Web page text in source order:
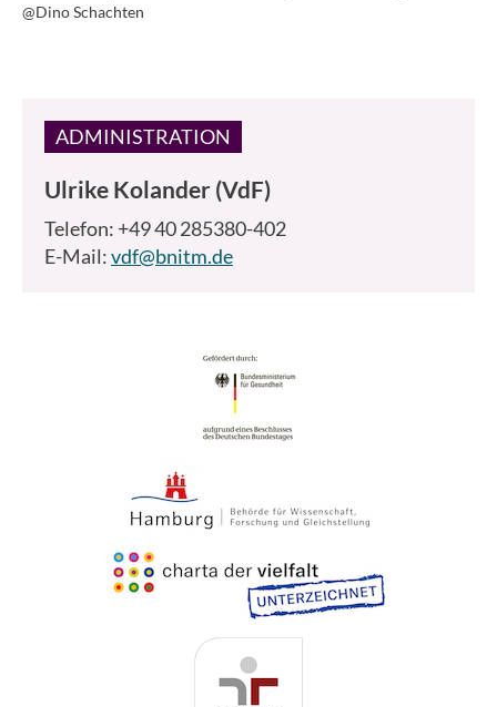
@Dino Schachten
ADMINISTRATION
Ulrike Kolander (VdF)
Telefon: +49 40 285380-402
E-Mail:vdf@bnitm.de